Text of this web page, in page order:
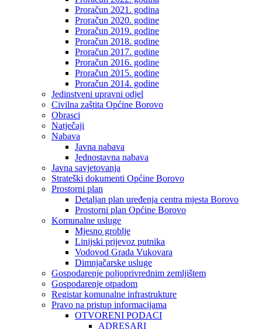
Proračun 2021. godina
Proračun 2020. godine
Proračun 2019. godine
Proračun 2018. godine
Proračun 2017. godine
Proračun 2016. godine
Proračun 2015. godine
Proračun 2014. godine
Jedinstveni upravni odjel
Civilna zaštita Općine Borovo
Obrasci
Natječaji
Nabava
Javna nabava
Jednostavna nabava
Javna savjetovanja
Strateški dokumenti Općine Borovo
Prostorni plan
Detaljan plan uređenja centra mjesta Borovo
Prostorni plan Općine Borovo
Komunalne usluge
Mjesno groblje
Linijski prijevoz putnika
Vodovod Grada Vukovara
Dimnjačarske usluge
Gospodarenje poljoprivrednim zemljištem
Gospodarenje otpadom
Registar komunalne infrastrukture
Pravo na pristup informacijama
OTVORENI PODACI
ADRESARI